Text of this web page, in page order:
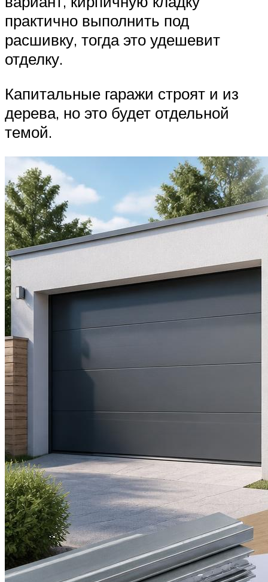
практично выполнить под
расшивку, тогда это удешевит
отделку.
Капитальные гаражи строят и из
дерева, но это будет отдельной
темой.